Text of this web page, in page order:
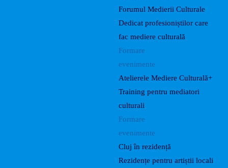
Forumul Medierii Culturale
Dedicat profesioniștilor care
fac mediere culturală
Formare
evenimente
Atelierele Mediere Culturală+
Training pentru mediatori
culturali
Formare
evenimente
Cluj în rezidență
Rezidențe pentru artiștii locali